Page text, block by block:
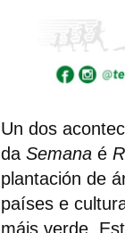
Un dos
daSemana é
plantación de
países e
máis verde.